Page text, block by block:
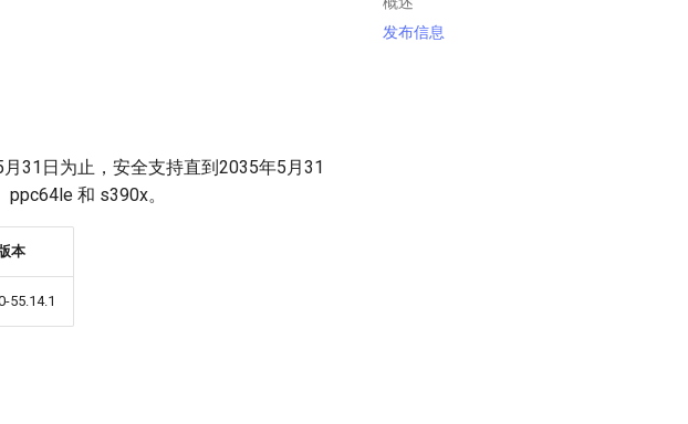
发布信息
31日为止，安全支持直到2035年5月31
和 s390x。
本
55.14.1